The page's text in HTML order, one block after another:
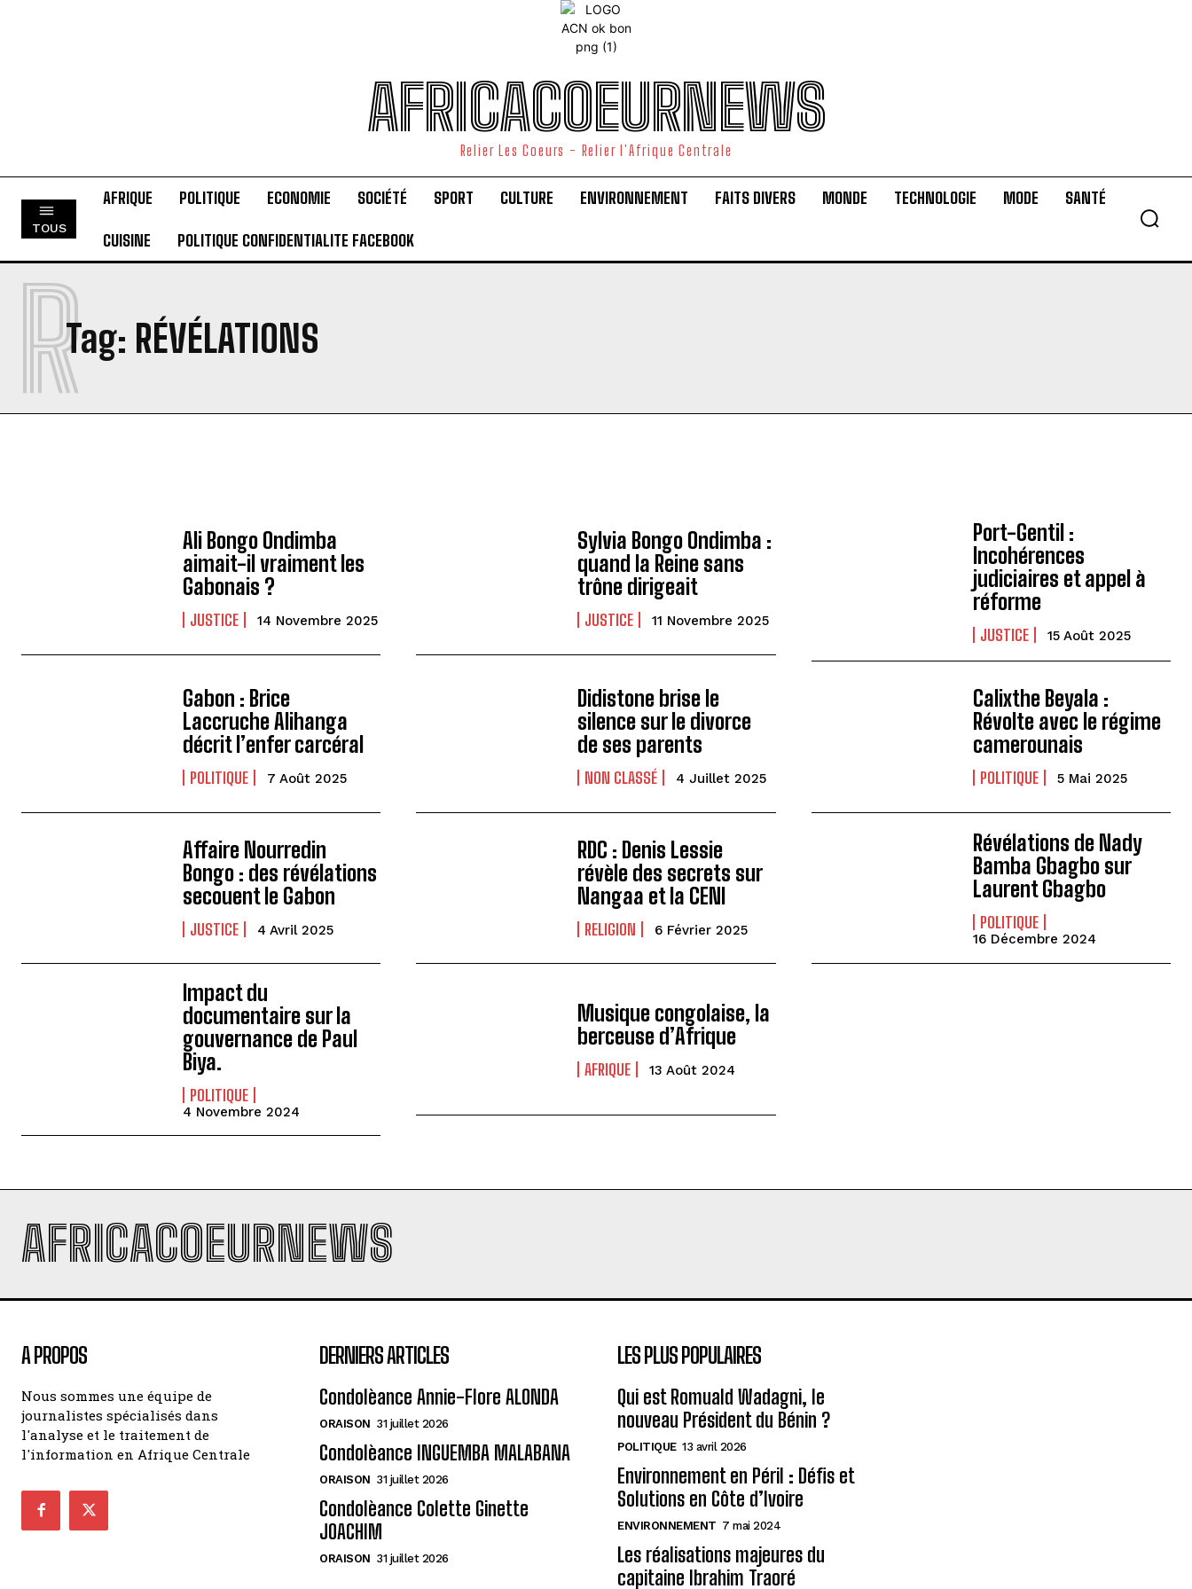
AFRICACOEURNEWS
Relier Les Coeurs - Relier l'Afrique Centrale
TOUS
AFRIQUE POLITIQUE ECONOMIE SOCIÉTÉ SPORT CULTURE ENVIRONNEMENT FAITS DIVERS MONDE TECHNOLOGIE MODE SANTÉ
CUISINE POLITIQUE CONFIDENTIALITE FACEBOOK
Tag: RÉVÉLATIONS
R
Ali Bongo Ondimba
aimait-il vraiment les
Gabonais ?
JUSTICE 14 Novembre 2025
Sylvia Bongo Ondimba :
quand la Reine sans
trône dirigeait
JUSTICE 11 Novembre 2025
Port-Gentil :
Incohérences
judiciaires et appel à
réforme
JUSTICE 15 Août 2025
Gabon : Brice
Laccruche Alihanga
décrit l’enfer carcéral
POLITIQUE 7 Août 2025
Didistone brise le
silence sur le divorce
de ses parents
NON CLASSÉ 4 Juillet 2025
Calixthe Beyala :
Révolte avec le régime
camerounais
POLITIQUE 5 Mai 2025
Affaire Nourredin
Bongo : des révélations
secouent le Gabon
JUSTICE 4 Avril 2025
RDC : Denis Lessie
révèle des secrets sur
Nangaa et la CENI
RELIGION 6 Février 2025
Révélations de Nady
Bamba Gbagbo sur
Laurent Gbagbo
POLITIQUE
16 Décembre 2024
Impact du
documentaire sur la
gouvernance de Paul
Biya.
POLITIQUE
4 Novembre 2024
Musique congolaise, la
berceuse d’Afrique
AFRIQUE 13 Août 2024
AFRICACOEURNEWS
A PROPOS
Nous sommes une équipe de
journalistes spécialisés dans
l'analyse et le traitement de
l'information en Afrique Centrale
DERNIERS ARTICLES
Condolèance Annie-Flore ALONDA
ORAISON 31 juillet 2026
Condolèance INGUEMBA MALABANA
ORAISON 31 juillet 2026
Condolèance Colette Ginette
JOACHIM
ORAISON 31 juillet 2026
LES PLUS POPULAIRES
Qui est Romuald Wadagni, le
nouveau Président du Bénin ?
POLITIQUE 13 avril 2026
Environnement en Péril : Défis et
Solutions en Côte d’Ivoire
ENVIRONNEMENT 7 mai 2024
Les réalisations majeures du
capitaine Ibrahim Traoré